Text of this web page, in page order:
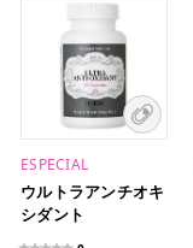
ESPECIAL
ウルトラアンチオキ
シダント